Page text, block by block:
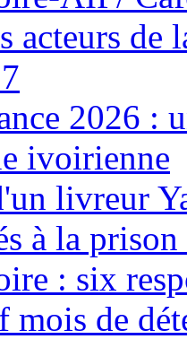
acteurs de
2026 :
ivoirienne
livreur
à la
: six
mois de